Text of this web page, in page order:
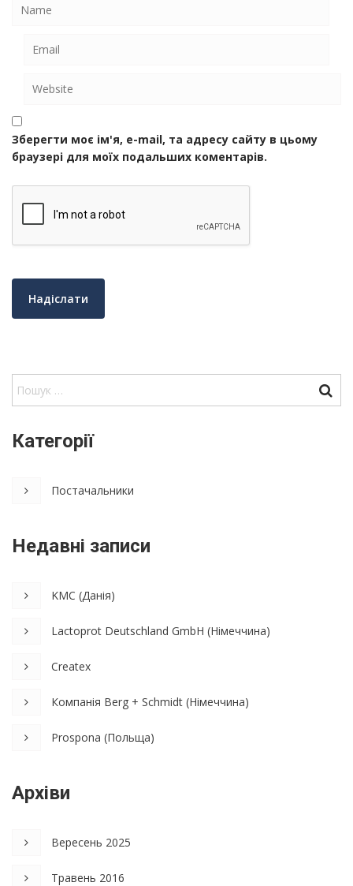
Зберегти моє ім'я, e-mail, та адресу сайту в цьому
браузері для моїх подальших коментарів.
Категорії
Постачальники
Недавні записи
KMC (Данія)
Lactoprot Deutschland GmbH (Німеччина)
Createx
Компанія Berg + Schmidt (Німеччина)
Prospona (Польща)
Архіви
Вересень 2025
Травень 2016